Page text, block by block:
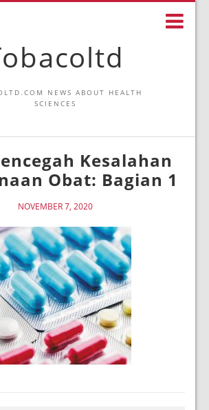
NEWS ABOUT HEALTH
SCIENCES
Kesalahan
Obat: Bagian 1
NOVEMBER 7, 2020